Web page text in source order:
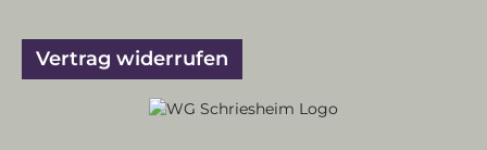
Vertrag widerrufen